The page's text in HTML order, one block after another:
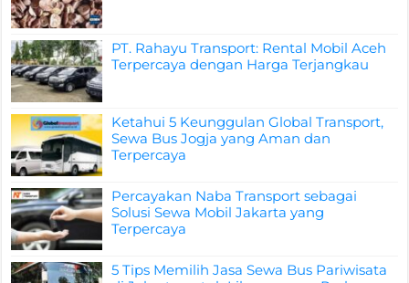
PT. Rahayu Transport: Rental Mobil Aceh
Terpercaya dengan Harga Terjangkau
Ketahui 5 Keunggulan Global Transport,
Sewa Bus Jogja yang Aman dan
Terpercaya
Percayakan Naba Transport sebagai
Solusi Sewa Mobil Jakarta yang
Terpercaya
5 Tips Memilih Jasa Sewa Bus Pariwisata